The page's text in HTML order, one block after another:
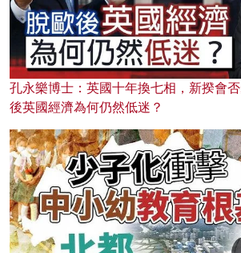
孔永樂博士：英國十年換七相，新揆會
後英國經濟為何仍然低迷？